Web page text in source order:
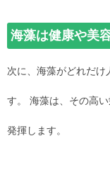
海藻は健康や美
次に、海藻がどれだけ
す。 海藻は、その高
発揮します。